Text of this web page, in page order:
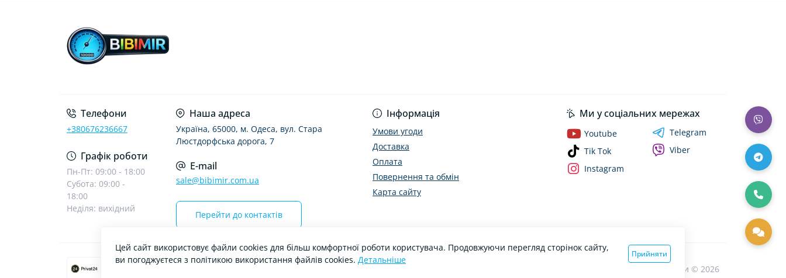
Телефони
+380676236667
Графік роботи
Пн-Пт: 09:00 - 18:00
Субота: 09:00 -
18:00
Неділя: вихідний
Наша адреса
Україна, 65000, м. Одеса, вул. Стара
Люстдорфська дорога, 7
E-mail
sale@bibimir.com.ua
Перейти до контактів
Інформація
Умови угоди
Доставка
Оплата
Повернення та обмін
Карта сайту
Ми у соціальних мережах
Youtube
Tik Tok
Instagram
Telegram
Viber
Bibimir — автотовари та аксесуари © 2026
Цей сайт використовує файли cookies для більш комфортної роботи користувача. Продовжуючи перегляд сторінок сайту,
ви погоджуєтеся з політикою використання файлів cookies. Детальніше
Прийняти